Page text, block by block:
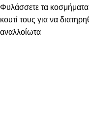
Φυλάσσετε τα
κουτί τους για να
αναλλοίωτα